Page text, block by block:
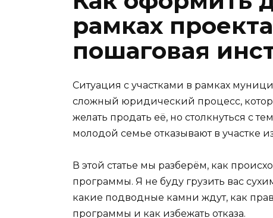
рамках
пошаговая
Ситуация с участками в рамках
сложный юридический процесс,
желать продать её, но столкнуться с
молодой семье отказывают в участке
В этой статье мы разберём, как
программы. Я не буду грузить вас
какие подводные камни ждут, как
программы и как избежать отказа.